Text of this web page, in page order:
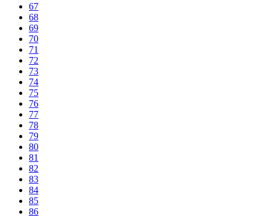
67
68
69
70
71
72
73
74
75
76
77
78
79
80
81
82
83
84
85
86